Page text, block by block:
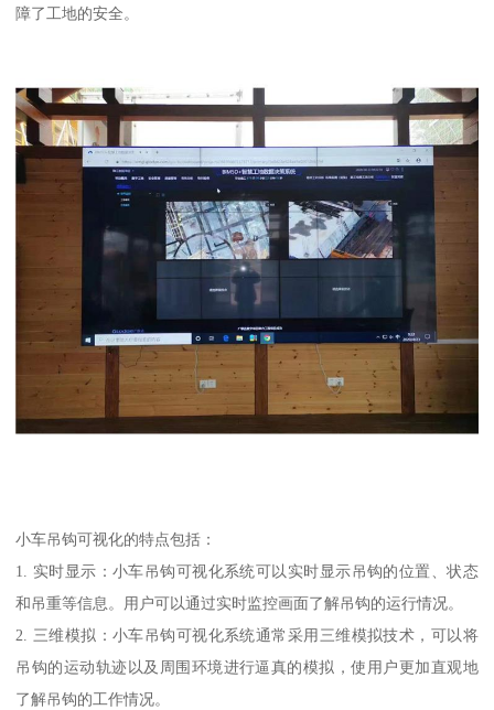
障了工地的安全。
小车吊钩可视化的特点包括：
1. 实时显示：小车吊钩可视化系统可以实时显示吊钩的位置、状态
和吊重等信息。用户可以通过实时监控画面了解吊钩的运行情况。
2. 三维模拟：小车吊钩可视化系统通常采用三维模拟技术，可以将
吊钩的运动轨迹以及周围环境进行逼真的模拟，使用户更加直观地
了解吊钩的工作情况。